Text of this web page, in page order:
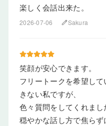
楽しく会話出来た。
2026-07-06 editSakura
笑顔が安心できます。
フリートークを希望し
きない私ですが、
色々質問をしてくれまし
穏やかな話し方で焦らず